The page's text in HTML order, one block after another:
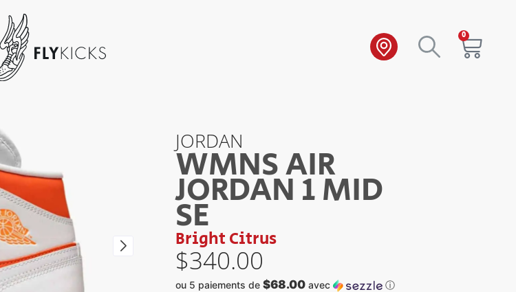
0
JORDAN
WMNS AIR
JORDAN 1 MID
SE
Bright Citrus
$340.00
ou 5 paiements de $68.00avec ⓘ